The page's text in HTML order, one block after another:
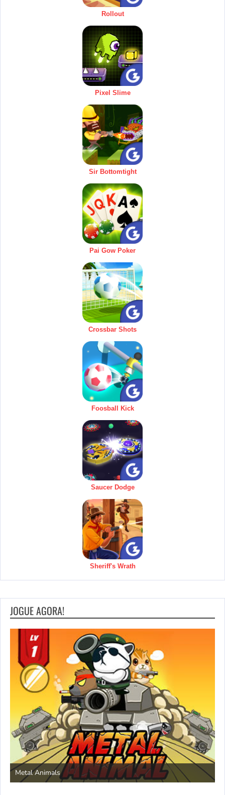
Rollout
Pixel Slime
Sir Bottomtight
Pai Gow Poker
Crossbar Shots
Foosball Kick
Saucer Dodge
Sheriff's Wrath
JOGUE AGORA!
Metal Animals